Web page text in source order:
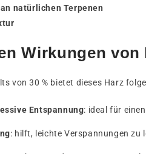
natürlichen Terpenen
Wirkungen von
von 30 % bietet dieses Harz
Entspannung: ideal für
: hilft, leichte Verspannungen zu